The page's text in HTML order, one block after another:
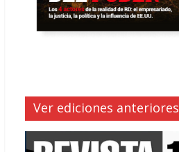
Ver ediciones anteriores